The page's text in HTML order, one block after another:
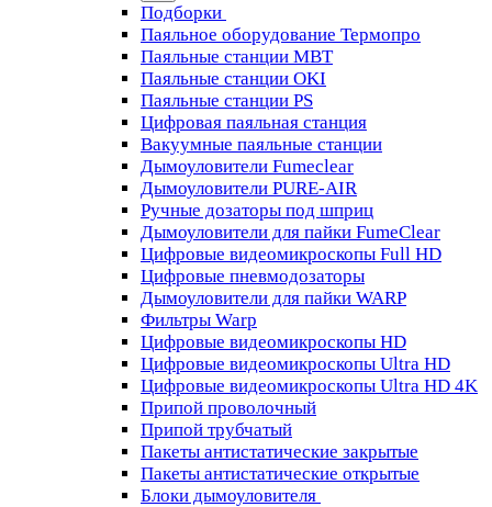
Подборки
Паяльное оборудование Термопро
Паяльные станции MBT
Паяльные станции OKI
Паяльные станции PS
Цифровая паяльная станция
Вакуумные паяльные станции
Дымоуловители Fumeclear
Дымоуловители PURE-AIR
Ручные дозаторы под шприц
Дымоуловители для пайки FumeClear
Цифровые видеомикроскопы Full HD
Цифровые пневмодозаторы
Дымоуловители для пайки WARP
Фильтры Warp
Цифровые видеомикроскопы HD
Цифровые видеомикроскопы Ultra HD
Цифровые видеомикроскопы Ultra HD 4K
Припой проволочный
Припой трубчатый
Пакеты антистатические закрытые
Пакеты антистатические открытые
Блоки дымоуловителя